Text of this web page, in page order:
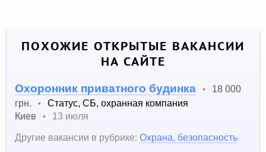
ПОХОЖИЕ ОТКРЫТЫЕ ВАКАНСИИ
НА САЙТЕ
Охоронник приватного будинка •
18 000
грн.
•
Статус, СБ, охранная компания
Киев
•
13 июля
Другие вакансии в рубрике: Охрана, безопасность